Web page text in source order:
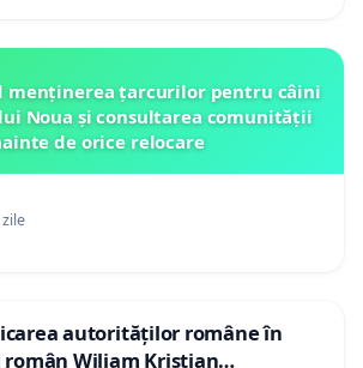
menținerea țarcurilor pentru câini
Noua și consultarea comunității
de orice relocare
autorităților române în
Wiliam Kristian